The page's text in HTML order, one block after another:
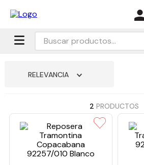
Buscar productos...
RELEVANCIA
2 PRODUCTOS